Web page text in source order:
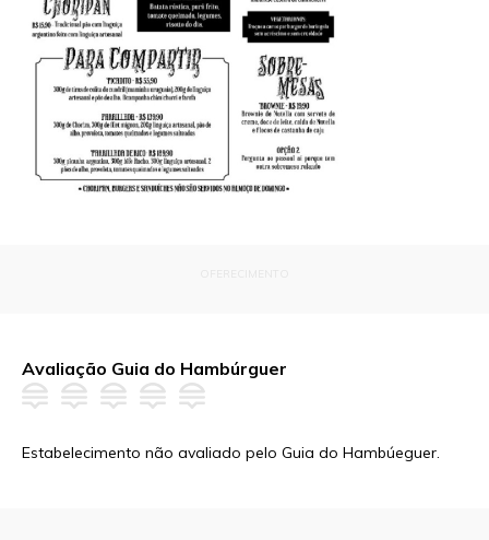
Avaliação Guia do Hambúrguer
Estabelecimento não avaliado pelo Guia do Hambúeguer.